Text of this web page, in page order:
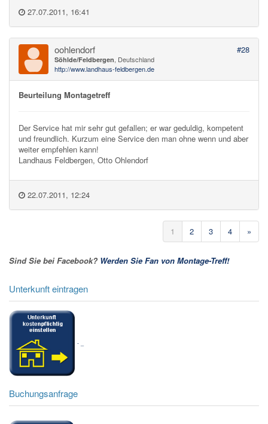
27.07.2011, 16:41
#28
oohlendorf
Söhlde/Feldbergen , Deutschland
http://www.landhaus-feldbergen.de
Beurteilung Montagetreff
Der Service hat mir sehr gut gefallen; er war geduldig, kompetent
und freundlich. Kurzum eine Service den man ohne wenn und aber
weiter empfehlen kann!
Landhaus Feldbergen, Otto Ohlendorf
22.07.2011, 12:24
1 2 3 4 »
Sind Sie bei Facebook? Werden Sie Fan von Montage-Treff!
Unterkunft eintragen
-
Buchungsanfrage